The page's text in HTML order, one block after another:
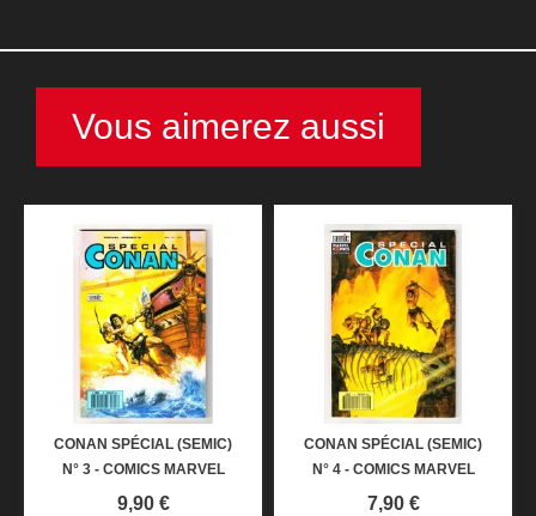
Vous aimerez aussi
CONAN SPÉCIAL (SEMIC)
N° 3 - COMICS MARVEL
Prix
9,90 €
CONAN SPÉCIAL (SEMIC)
N° 4 - COMICS MARVEL
Prix
7,90 €